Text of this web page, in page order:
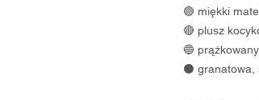
🟣 miękki
🔴 plusz
🔵
⚫️ granatowa,